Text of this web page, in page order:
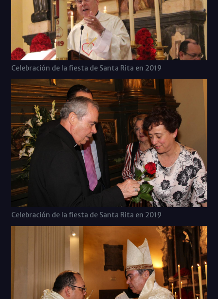
Celebración de la fiesta de Santa Rita en 2019
Celebración de la fiesta de Santa Rita en 2019